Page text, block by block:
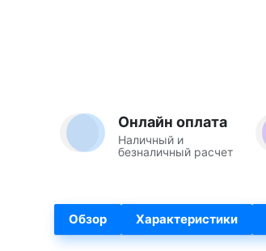
Онлайн оплата
Наличный и
безналичный расчет
Обзор Характеристики